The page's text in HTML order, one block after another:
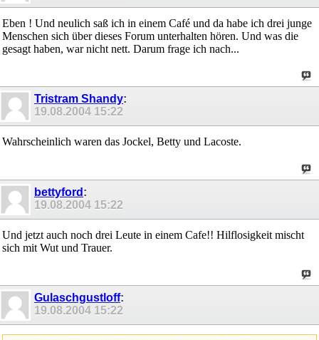
Eben ! Und neulich saß ich in einem Café und da habe ich drei junge
Menschen sich über dieses Forum unterhalten hören. Und was die
gesagt haben, war nicht nett. Darum frage ich nach...
Tristram Shandy:
19.08.2004 15:22
Wahrscheinlich waren das Jockel, Betty und Lacoste.
bettyford :
19.08.2004 15:22
Und jetzt auch noch drei Leute in einem Cafe!! Hilflosigkeit mischt
sich mit Wut und Trauer.
Gulaschgustloff:
19.08.2004 15:22